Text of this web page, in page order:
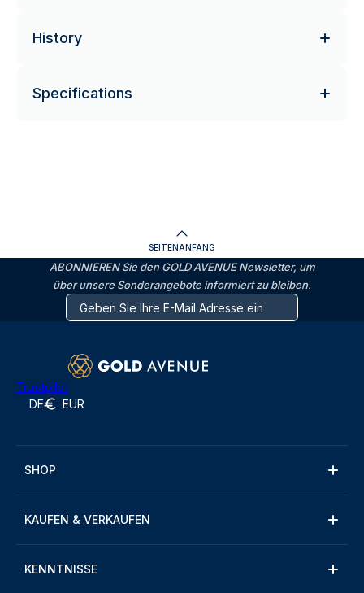
History
Specifications
SEITENANFANG
ABONNIEREN Sie den GOLD AVENUE Newsletter, um
über unsere Sonderangebote informiert zu bleiben.
Trustpilot
DE EUR
SHOP
KAUFEN & VERKAUFEN
KENNTNISSE